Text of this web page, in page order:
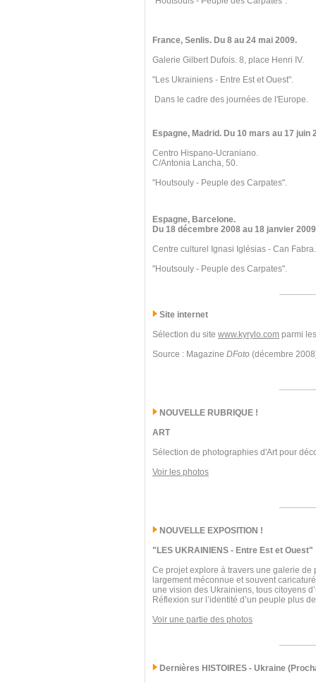
France, Senlis. Du 8 au 24 mai 2009.
Galerie Gilbert Dufois. 8, place Henri IV.
"Les Ukrainiens - Entre Est et Ouest".
Dans le cadre des journées de l'Europe.
Espagne, Madrid. Du 10 mars au 17 juin
Centro Hispano-Ucraniano.
C/Antonia Lancha, 50.
"Houtsouly - Peuple des Carpates".
Espagne, Barcelone.
Du 18 décembre 2008 au 18 janvier
Centre culturel Ignasi Iglésias - Can Fabra.
"Houtsouly - Peuple des Carpates".
Site internet
Sélection du site www.kyrylo.com parmi
Source : Magazine DFoto (décembre
NOUVELLE RUBRIQUE !
ART
Sélection de photographies d'Art pour
Voir les photos
NOUVELLE EXPOSITION !
"LES UKRAINIENS - Entre Est et Ouest"
Ce projet explore à travers une galerie de
largement méconnue et souvent
une vision des Ukrainiens, tous citoyens
Réflexion sur l’identité d’un peuple plus
Voir une partie des photos
Dernières HISTOIRES - Ukraine